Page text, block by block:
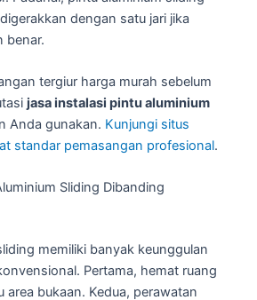
dengan satu jari jika
benar.
tergiur harga murah sebelum
jasa instalasi pintu aluminium
Anda gunakan. Kunjungi situs
standar pemasangan profesional.
Sliding Dibanding
memiliki banyak keunggulan
Pertama, hemat ruang
area bukaan. Kedua, perawatan